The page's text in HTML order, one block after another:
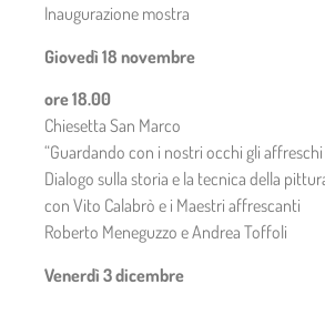
Inaugurazione mostra
Giovedì 18 novembre
ore 18.00
Chiesetta San Marco
“Guardando con i nostri occhi gli
Dialogo sulla storia e la tecnica della
con Vito Calabrò e i Maestri affrescanti
Roberto Meneguzzo e Andrea Toffoli
Venerdì 3 dicembre